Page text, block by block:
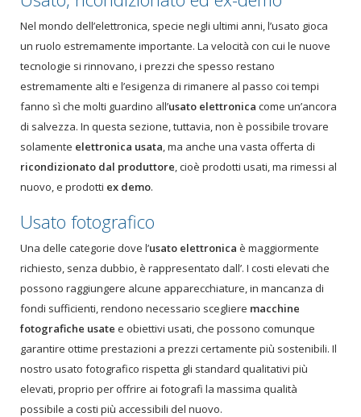
Nel mondo dell’elettronica, specie negli ultimi anni, l’usato gioca
un ruolo estremamente importante. La velocità con cui le nuove
tecnologie si rinnovano, i prezzi che spesso restano
estremamente alti e l’esigenza di rimanere al passo coi tempi
fanno sì che molti guardino all’usato elettronica come un’ancora
di salvezza. In questa sezione, tuttavia, non è possibile trovare
solamente elettronica usata, ma anche una vasta offerta di
ricondizionato dal produttore, cioè prodotti usati, ma rimessi al
nuovo, e prodotti ex demo.
Usato fotografico
Una delle categorie dove l’usato elettronica è maggiormente
richiesto, senza dubbio, è rappresentato dall’. I costi elevati che
possono raggiungere alcune apparecchiature, in mancanza di
fondi sufficienti, rendono necessario scegliere macchine
fotografiche usate e obiettivi usati, che possono comunque
garantire ottime prestazioni a prezzi certamente più sostenibili. Il
nostro usato fotografico rispetta gli standard qualitativi più
elevati, proprio per offrire ai fotografi la massima qualità
possibile a costi più accessibili del nuovo.